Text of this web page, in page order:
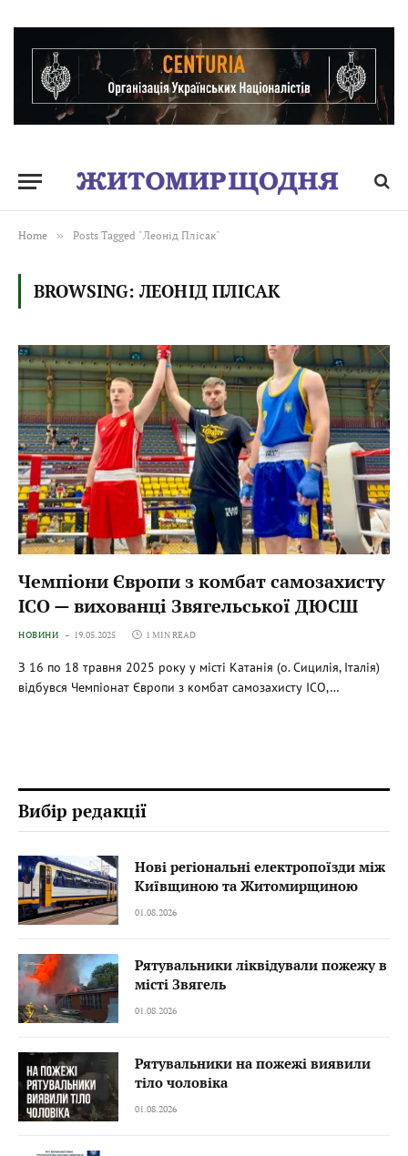
Home » Posts Tagged "Леонід Плісак"
BROWSING: ЛЕОНІД ПЛІСАК
Чемпіони Європи з комбат самозахисту
ІСО — вихованці Звягельської ДЮСШ
НОВИНИ 19.05.2025 1 MIN READ
З 16 по 18 травня 2025 року у місті Катанія (о. Сицилія, Італія)
відбувся Чемпіонат Європи з комбат самозахисту ІСО,…
Вибір редакції
Нові регіональні електропоїзди між
Київщиною та Житомирщиною
01.08.2026
Рятувальники ліквідували пожежу в
місті Звягель
01.08.2026
Рятувальники на пожежі виявили
тіло чоловіка
01.08.2026